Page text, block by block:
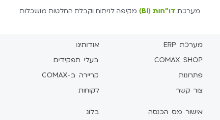
מערכת דו"חות (BI) מקיפה לניתוח וקבלת החלטות מושכלות
מערכת ERP
COMAX SHOP
פתרונות
צור קשר
אודותינו
בעלי תפקידים
קריירה ב-COMAX
לקוחות
אישור מס הכנסה בלוג